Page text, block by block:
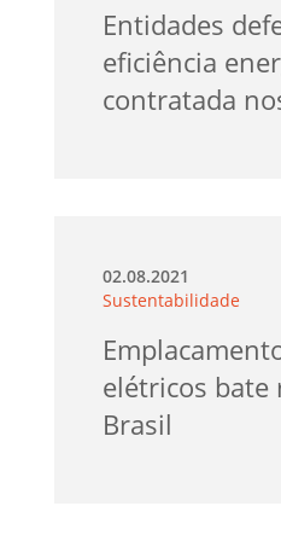
Entidades
eficiência
contratada
02.08.2021
Sustentabilidade
elétricos bate
Brasil